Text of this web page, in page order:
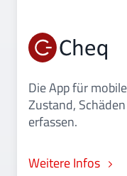
Die App für
Zustand, Schäden und Unterschrift.
erfassen.
Weitere Infos